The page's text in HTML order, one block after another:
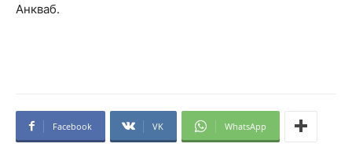
Анкваб.
Facebook VK WhatsApp